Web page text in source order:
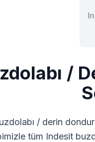
/
/ derin
tüm Indesit